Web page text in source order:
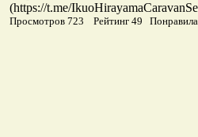
(https://t.me/
Просмотров 723 Рейтинг 49